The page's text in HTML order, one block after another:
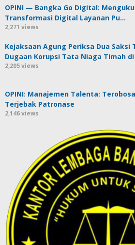
OPINI — Bangka Go Digital:
Transformasi Digital Layanan Pu…
2,271 views
Kejaksaan Agung Periksa Dua Saksi
Dugaan Korupsi Tata Niaga Timah
2,205 views
OPINI: Manajemen Talenta:
Terjebak Patronase
2,146 views